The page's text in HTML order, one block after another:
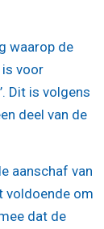
waarop de
is voor
Dit is volgens
deel van de
aanschaf van
voldoende om
dat de